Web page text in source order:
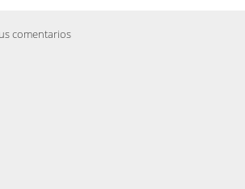
comentarios